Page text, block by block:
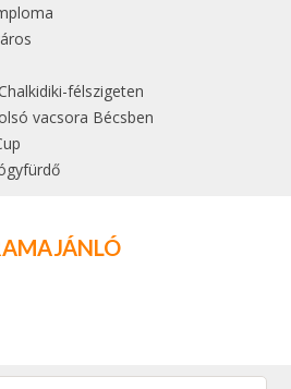
félszigeten
vacsora Bécsben